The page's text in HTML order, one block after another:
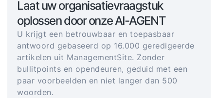
Laat uw organisatievraagstuk
oplossen door onze AI-AGENT
U krijgt een betrouwbaar en toepasbaar
antwoord gebaseerd op 16.000 geredigeerde
artikelen uit ManagementSite. Zonder
bullitpoints en opendeuren, geduid met een
paar voorbeelden en niet langer dan 500
woorden.